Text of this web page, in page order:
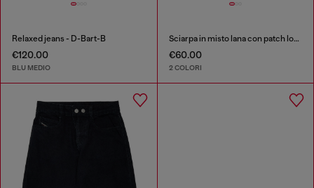
Relaxed jeans - D-Bart-B
€120.00
BLU MEDIO
Sciarpa in misto lana con patch logo D
€60.00
2 COLORI